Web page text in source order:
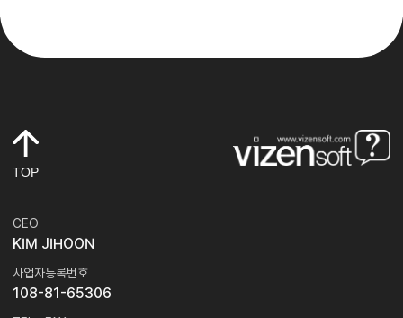
TOP
CEO
KIM JIHOON
사업자등록번호
108-81-65306